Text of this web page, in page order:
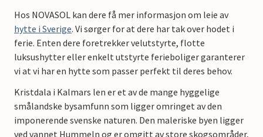
Hos NOVASOL kan dere få mer informasjon om leie av
hytte i Sverige. Vi sørger for at dere har tak over hodet i
ferie. Enten dere foretrekker velutstyrte, flotte
luksushytter eller enkelt utstyrte ferieboliger garanterer
vi at vi har en hytte som passer perfekt til deres behov.
Kristdala i Kalmars len er et av de mange hyggelige
smålandske bysamfunn som ligger omringet av den
imponerende svenske naturen. Den maleriske byen ligger
ved vannet Hummeln og er omgitt av store skogsområder,